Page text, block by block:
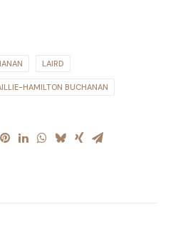
LAIRD
HAMILTON BUCHANAN